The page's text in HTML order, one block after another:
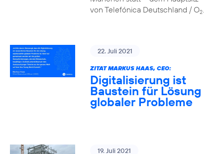
von Telefónica Deutschland / O2.
22. Juli 2021
ZITAT MARKUS HAAS, CEO:
Digitalisierung ist
Baustein für Lösung
globaler Probleme
19. Juli 2021